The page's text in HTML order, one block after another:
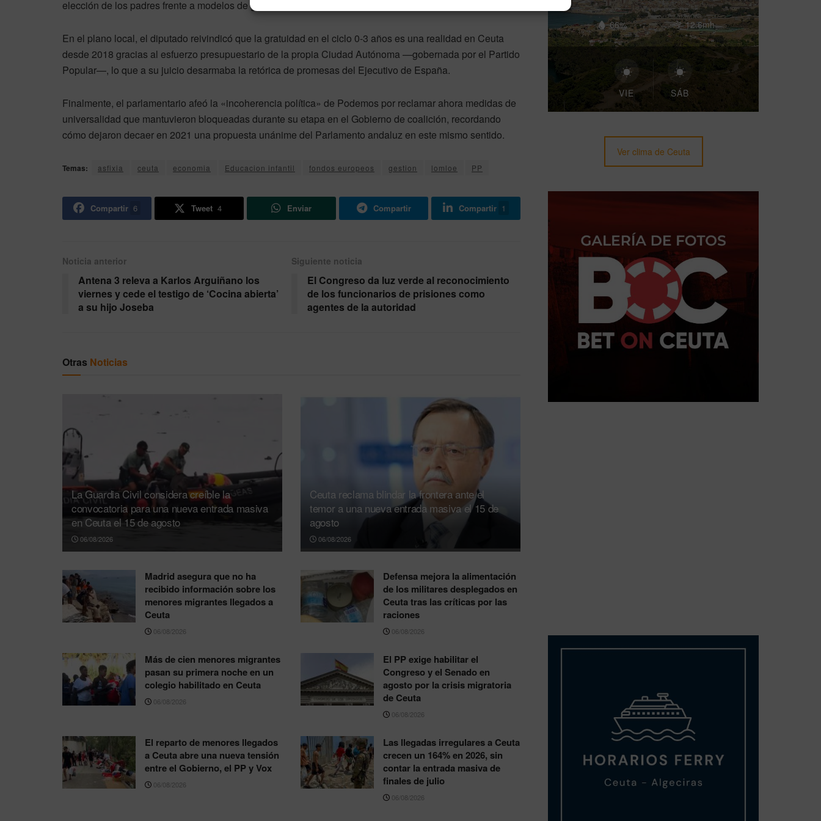
elección de los padres frente a modelos de gestión privada o concertada.
En el plano local, el diputado reivindicó que la gratuidad en el ciclo 0-3 años es una realidad en Ceuta
desde 2018 gracias al esfuerzo presupuestario de la propia Ciudad Autónoma —gobernada por el Partido
Popular—, lo que a su juicio desarmaba la retórica de promesas del Ejecutivo de España.
Finalmente, el parlamentario afeó la «incoherencia política» de Podemos por reclamar ahora medidas de
universalidad que mantuvieron bloqueadas durante su etapa en el Gobierno de coalición, recordando
cómo dejaron decaer en 2021 una propuesta unánime del Parlamento andaluz en este mismo sentido.
Temas: asfixia ceuta economia Educacion infantil fondos europeos gestion lomloe PP
Compartir 6 Tweet 4 Enviar Compartir Compartir 1
Noticia anterior
Antena 3 releva a Karlos Arguiñano los
viernes y cede el testigo de ‘Cocina abierta’
a su hijo Joseba
Siguiente noticia
El Congreso da luz verde al reconocimiento
de los funcionarios de prisiones como
agentes de la autoridad
Otras Noticias
La Guardia Civil considera creíble la
convocatoria para una nueva entrada masiva
en Ceuta el 15 de agosto
06/08/2026
Ceuta reclama blindar la frontera ante el
temor a una nueva entrada masiva el 15 de
agosto
06/08/2026
Madrid asegura que no ha
recibido información sobre los
menores migrantes llegados a
Ceuta
06/08/2026
Defensa mejora la alimentación
de los militares desplegados en
Ceuta tras las críticas por las
raciones
06/08/2026
Más de cien menores migrantes
pasan su primera noche en un
colegio habilitado en Ceuta
06/08/2026
El PP exige habilitar el
Congreso y el Senado en
agosto por la crisis migratoria
de Ceuta
06/08/2026
El reparto de menores llegados
a Ceuta abre una nueva tensión
entre el Gobierno, el PP y Vox
06/08/2026
Las llegadas irregulares a Ceuta
crecen un 164% en 2026, sin
contar la entrada masiva de
finales de julio
06/08/2026
66% 12.6mh
VIE SÁB
Ver clima de Ceuta